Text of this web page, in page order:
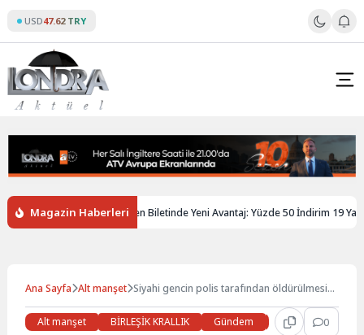
content
USD47.62 TRY
Magazin Haberleri
İngiltere’de Gençlere Tren Biletinde Yeni Avantaj: Yüzde 50 İndirim 19 Yaşına
Ana Sayfa Alt manşet Siyahi gencin polis tarafından öldürülmesi
Alt manşet
BİRLEŞİK KRALLIK Gündem Haberler 0